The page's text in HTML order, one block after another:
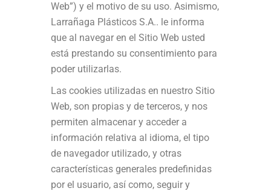
Web”) y el motivo de su uso. Asimismo,
Larrañaga Plásticos S.A.. le informa
que al navegar en el Sitio Web usted
está prestando su consentimiento para
poder utilizarlas.
Las cookies utilizadas en nuestro Sitio
Web, son propias y de terceros, y nos
permiten almacenar y acceder a
información relativa al idioma, el tipo
de navegador utilizado, y otras
características generales predefinidas
por el usuario, así como, seguir y